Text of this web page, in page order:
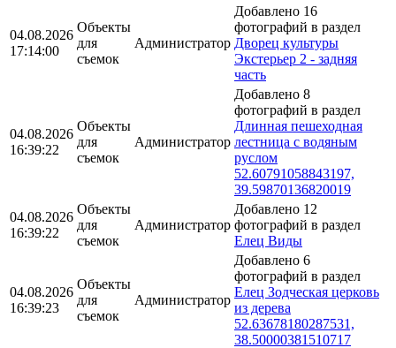
04.08.2026
17:14:00
Объекты
для
съемок
Администратор
Добавлено 16
фотографий в раздел
Дворец культуры
Экстерьер 2 - задняя
часть
04.08.2026
16:39:22
Объекты
для
съемок
Администратор
Добавлено 8
фотографий в раздел
Длинная пешеходная
лестница с водяным
руслом
52.60791058843197,
39.59870136820019
04.08.2026
16:39:22
Объекты
для
съемок
Администратор
Добавлено 12
фотографий в раздел
Елец Виды
04.08.2026
16:39:23
Объекты
для
съемок
Администратор
Добавлено 6
фотографий в раздел
Елец Зодческая церковь
из дерева
52.63678180287531,
38.50000381510717